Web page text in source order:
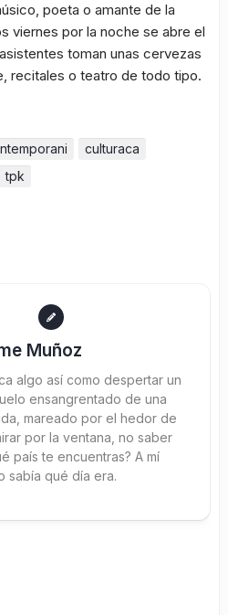
poeta o amante de la
viernes por la noche se abre el
toman unas cervezas
recitales o teatro de todo tipo.
culturaca
tpk
Muñoz
algo así como despertar un
ensangrentado de una
mareado por el hedor de
por la ventana, no saber
país te encuentras? A mí
sabía qué día era.